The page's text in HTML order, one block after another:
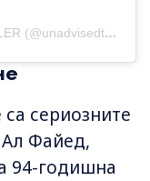
A post shared by UNADVISED TRAVELLER (@unadvisedtraveller)
сериозните
Файед,
94-годишна